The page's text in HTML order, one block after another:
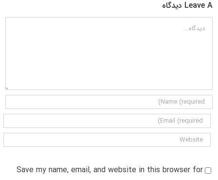
Leave A دیدگاه
دیدگاه
Save my name, email, and website in this browser for